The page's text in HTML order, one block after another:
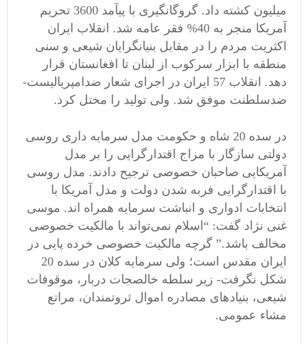
میلیون کشته داد. گروگانگیری با پیآمد 3600 تحریم
آمریکا منجر به 40% فقر عامه شد. انقلاب ایران
اکثریت مردم را در مقابل بنیانگرایان شیعی و سنی
منطقه با ابزار سرکوب از لبنان تا افغانستان قرار
دهد. انقلاب 57 ایران در اجرای شعار ضدامپریالیست-
ضدسلطنت موفق شد. ولی تولید را مختل کرد.
در سده 20 شاه و حکومت مدل سرمایه داری روسی
دولتی سازگار با مزاج اقتدارگرایی را بر مدل
آمریکایی صاحبان خصوصی ترجیح دادند. مدل روسی
با اقتدارگرایی فربه شدن دولت و مدل آمریکا با
انتخابات ادواری و انباشت سرمایه همراه اند. موسی
غنی نژاد گفت: “اسلام نمی‌تواند با مالکیت خصوصی
مخالف باشد.” گرچه مالکیت خصوصی خرده پایی در
ایران مقدس است؛ ولی سرمایه کلان در سده 20
شکل نگرفت- زیر سلطه خالصجات دربار، موقوفات
شیعی، بنیادهای مصادره اموال ثروتمندان، مراتع
مشاء عمومی.